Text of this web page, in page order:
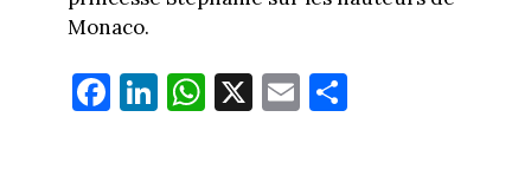
Monaco.
Fa
ce
Li
nk
W
ha
X E
m
Pa